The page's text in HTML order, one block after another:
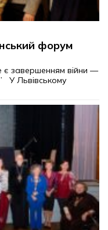
форум
є завершенням війни —
У Львівському